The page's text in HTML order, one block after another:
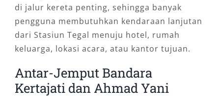
di jalur kereta penting, sehingga banyak
pengguna membutuhkan kendaraan lanjutan
dari Stasiun Tegal menuju hotel, rumah
keluarga, lokasi acara, atau kantor tujuan.
Antar-Jemput Bandara
Kertajati dan Ahmad Yani